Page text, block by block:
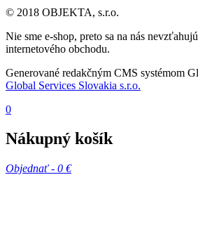
© 2018 OBJEKTA, s.r.o.
Nie sme e-shop, preto sa na nás
internetového obchodu.
Generované redakčným CMS systémom
Global Services Slovakia s.r.o.
0
Nákupný košík
Objednať - 0 €